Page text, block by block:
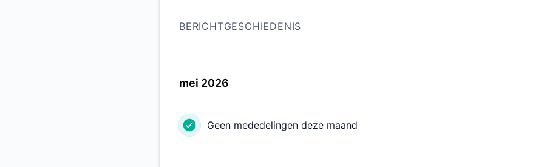
BERICHTGESCHIEDENIS
mei 2026
Geen mededelingen deze maand